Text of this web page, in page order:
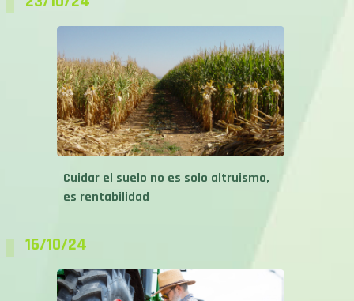
Cuidar el suelo no es solo altruismo,
es rentabilidad
16/10/24